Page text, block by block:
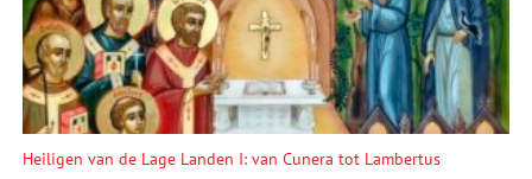
Heiligen van de Lage Landen I: van Cunera tot Lambertus